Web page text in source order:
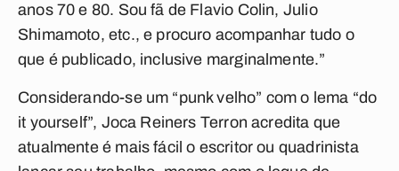
anos 70 e 80. Sou fã de Flavio Colin, Julio
Shimamoto, etc., e procuro acompanhar tudo o
que é publicado, inclusive marginalmente.”
Considerando-se um “punk velho” com o lema “do
it yourself”, Joca Reiners Terron acredita que
atualmente é mais fácil o escritor ou quadrinista